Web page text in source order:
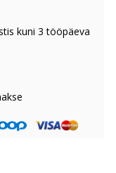
kuni 3 tööpäeva